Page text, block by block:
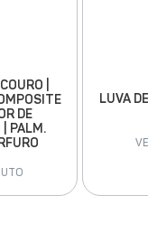
|
DE
| PALM.
LUVA